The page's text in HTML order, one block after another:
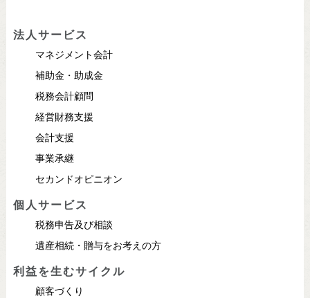
法人サービス
マネジメント会計
補助金・助成金
税務会計顧問
経営財務支援
会計支援
事業承継
セカンドオピニオン
個人サービス
税務申告及び相談
遺産相続・贈与をお考えの方
利益を生むサイクル
顧客づくり